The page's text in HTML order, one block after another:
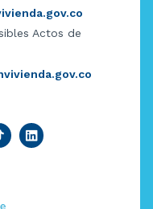
Actos de